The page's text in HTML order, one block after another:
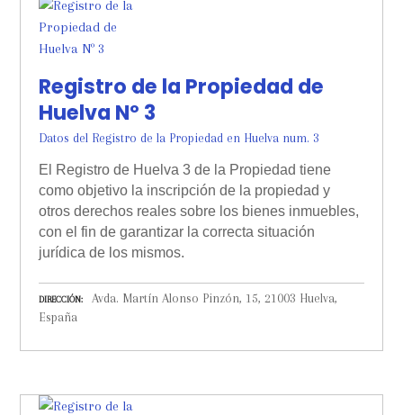
Registro de la Propiedad de
Huelva Nº 3
Datos del Registro de la Propiedad en Huelva num. 3
El Registro de Huelva 3 de la Propiedad tiene
como objetivo la inscripción de la propiedad y
otros derechos reales sobre los bienes inmuebles,
con el fin de garantizar la correcta situación
jurídica de los mismos.
DIRECCIÓN
Avda. Martín Alonso Pinzón, 15, 21003 Huelva,
España